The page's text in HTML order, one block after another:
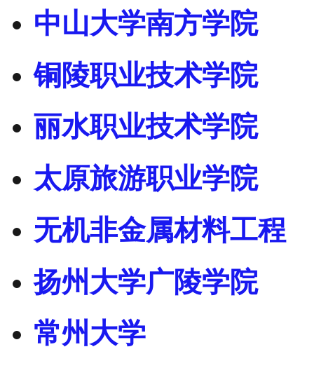
中山大学南方学院
铜陵职业技术学院
丽水职业技术学院
太原旅游职业学院
无机非金属材料工程
扬州大学广陵学院
常州大学